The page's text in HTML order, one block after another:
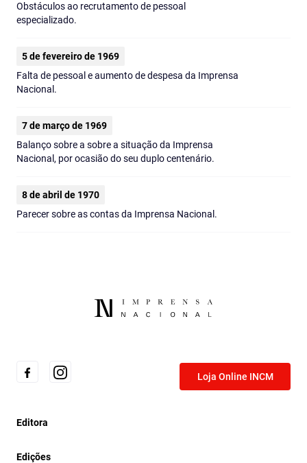
Obstáculos ao recrutamento de pessoal
especializado.
5 de fevereiro de 1969
Falta de pessoal e aumento de despesa da Imprensa
Nacional.
7 de março de 1969
Balanço sobre a sobre a situação da Imprensa
Nacional, por ocasião do seu duplo centenário.
8 de abril de 1970
Parecer sobre as contas da Imprensa Nacional.
Loja Online INCM
Editora
Edições